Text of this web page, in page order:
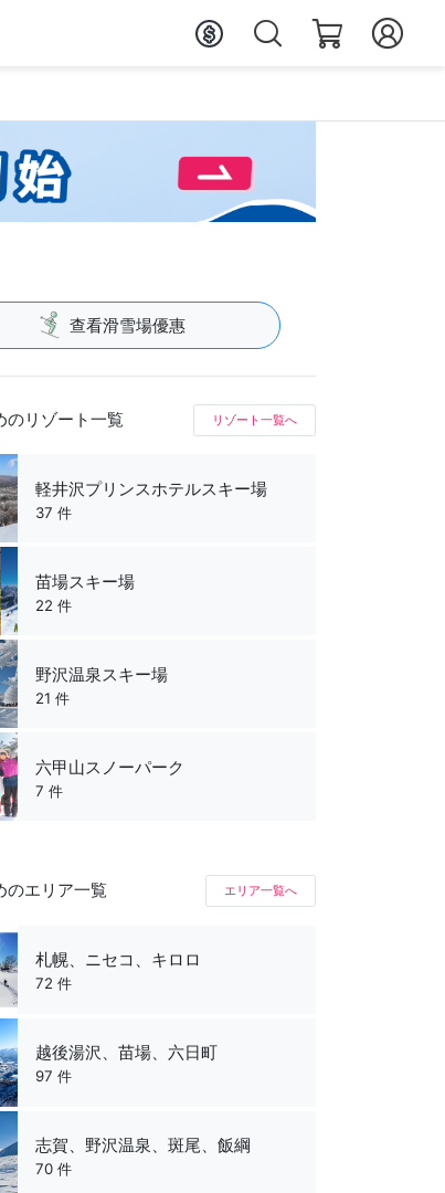
查看滑雪場優惠
のリゾート一覧 リゾート一覧へ
軽井沢プリンスホテルスキー場
37 件
苗場スキー場
22 件
野沢温泉スキー場
21 件
六甲山スノーパーク
7 件
のエリア一覧 エリア一覧へ
札幌、ニセコ、キロロ
72 件
越後湯沢、苗場、六日町
97 件
志賀、野沢温泉、斑尾、飯綱
70 件